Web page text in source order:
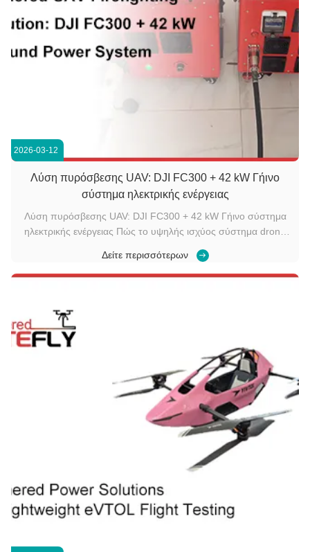
2026-03-12
Λύση πυρόσβεσης UAV: DJI FC300 + 42 kW Γήινο
σύστημα ηλεκτρικής ενέργειας
Λύση πυρόσβεσης UAV: DJI FC300 + 42 kW Γήινο σύστημα
ηλεκτρικής ενέργειας Πώς το υψηλής ισχύος σύστημα drone
φορτίου που έχουν περιορίσει εδώ και καιρό την εναέρια
πυρόσβεση, την καταστολή υψηλών κτιρίων, την
Δείτε περισσότερων